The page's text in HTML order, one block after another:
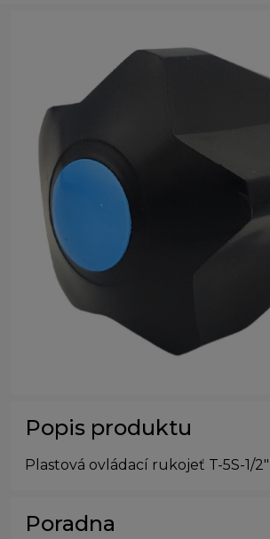
Popis produktu
Plastová ovládací rukojeť T-5S-1/
Poradna